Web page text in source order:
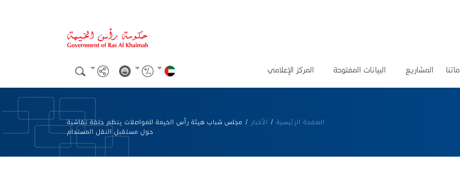
المشاريع البيانات المفتوحة المركز الإعلامي
الصفحة الرئيسية / الأخبار / مجلس شباب هيئة رأس الخيمة للمواصلات ينظم حلقة نقاشية
حول مستقبل النقل المستدام